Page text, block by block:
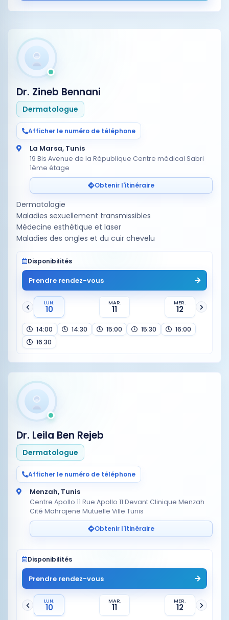
Dr. Zineb Bennani
Dermatologue
Afficher le numéro de téléphone
La Marsa, Tunis
19 Bis Avenue de la République Centre médical Sabri
1ème étage
Obtenir l'itinéraire
Dermatologie
Maladies sexuellement transmissibles
Médecine esthétique et laser
Disponibilités
Prendre rendez-vous
LUN.
10
MAR.
11
MER.
12
14:00 14:30 15:00 15:30
16:00
16:30
Dr. Leila Ben Rejeb
Dermatologue
Afficher le numéro de téléphone
Menzah, Tunis
Centre Apollo 11 Rue Apollo 11 Devant Clinique Menzah
Cité Mahrajene Mutuelle Ville Tunis
Obtenir l'itinéraire
Disponibilités
Prendre rendez-vous
LUN.
10
MAR.
11
MER.
12